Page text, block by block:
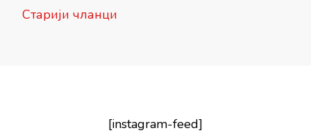
Кретање
Старији чланци
[instagram-feed]